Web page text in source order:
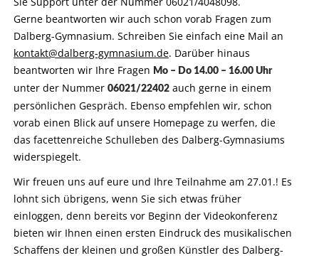
Gerne beantworten wir auch schon vorab Fragen zum
Dalberg-Gymnasium. Schreiben Sie einfach eine Mail an
kontakt@dalberg-gymnasium.de. Darüber hinaus
beantworten wir Ihre Fragen Mo – Do 14.00 – 16.00 Uhr
unter der Nummer 06021/22402auch gerne in einem
persönlichen Gespräch. Ebenso empfehlen wir, schon
vorab einen Blick auf unsere Homepage zu werfen, die
das facettenreiche Schulleben des Dalberg-Gymnasiums
widerspiegelt.
Wir freuen uns auf eure und Ihre Teilnahme am 27.01.! Es
lohnt sich übrigens, wenn Sie sich etwas früher
einloggen, denn bereits vor Beginn der Videokonferenz
bieten wir Ihnen einen ersten Eindruck des musikalischen
Schaffens der kleinen und großen Künstler des Dalberg-